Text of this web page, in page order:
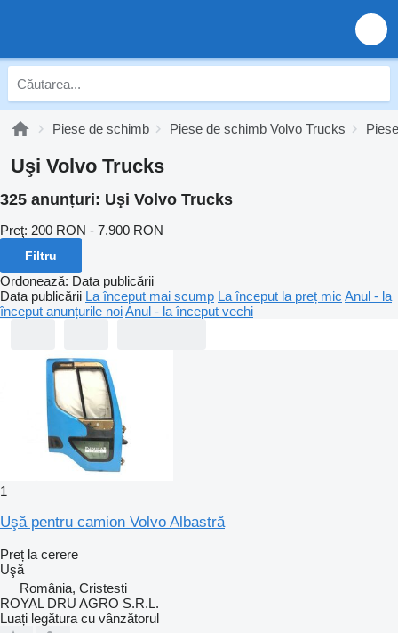
Piese de schimb Piese de schimb Volvo Trucks
Uşi Volvo Trucks
325 anunțuri: Uşi Volvo Trucks
Preţ: 200 RON - 7.900 RON
Filtru
Ordonează: Data publicării
Data publicării La început mai scump La început la preț mic Anul - la
început anunțurile noiAnul - la început vechi
1
Uşă pentru camion Volvo Albastră
Preț la cerere
Uşă
România, Cristesti
ROYAL DRU AGRO S.R.L.
Luați legătura cu vânzătorul